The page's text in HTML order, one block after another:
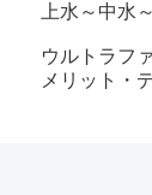
上水～中水
ウルトラフ
メリット・